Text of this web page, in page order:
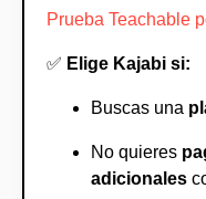
Prueba Teachable
✅ Elige Kajabi si:
Buscas una
No quieres
adicionales